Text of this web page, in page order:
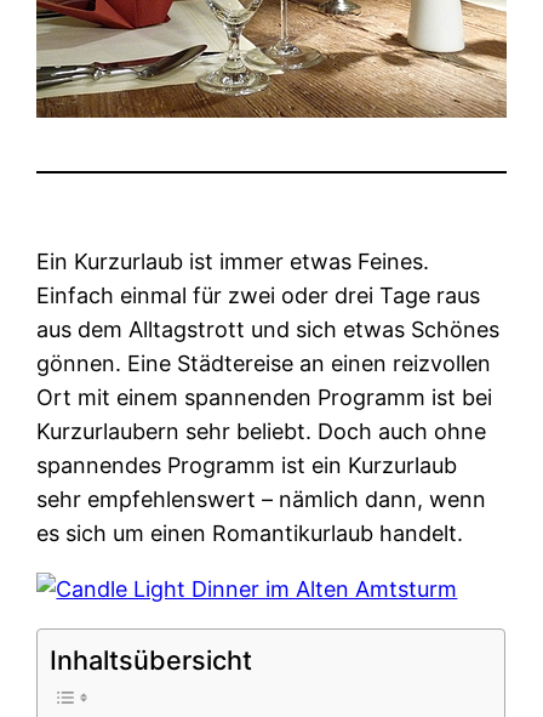
Ein Kurzurlaub ist immer etwas Feines.
Einfach einmal für zwei oder drei Tage raus
aus dem Alltagstrott und sich etwas Schönes
gönnen. Eine Städtereise an einen reizvollen
Ort mit einem spannenden Programm ist bei
Kurzurlaubern sehr beliebt. Doch auch ohne
spannendes Programm ist ein Kurzurlaub
sehr empfehlenswert – nämlich dann, wenn
es sich um einen Romantikurlaub handelt.
Inhaltsübersicht